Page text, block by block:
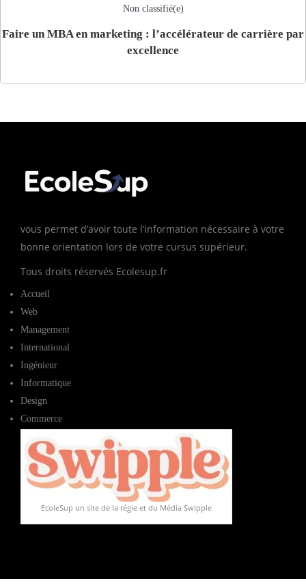
Non classifié(e)
Faire un MBA en marketing : l’accélérateur de carrière par
excellence
vous permet d’avoir toute l’information nécessaire à votre
bonne orientation lors de votre cursus supérieur.
Tous droits réservés Ecolesup.fr
Accueil
Web
Management
International
Ingénieur
Informatique
Design
Commerce
EcoleSup un site de la régie et du Média Swipple